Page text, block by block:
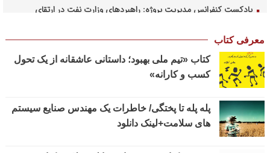
پادکست کنفرانس مدیریت پروژه: راهبردهای وزارت نفت در ارتقای
فایل
پادکست کنفرانس مدیریت پروژه: حکمرانی در کسب و کارهای پروژه
محور/ دکتر محمد صبحیه+دانلود فایل
پادکست کنفرانس مدیریت: منتورینگ مدیران ارشد برای ارتقای
فایل صوتی
پادکست کنفرانس مدیریت: چگونه سازمانهای خلاق تری بسازیم/ دکتر
کیوان وکیلی+دانلود فایل صوتی
معرفی کتاب
کتاب «تیم ملی بهبود؛ داستانی عاشقانه از یک تحول
کسب و کارانه»
پله پله تا پختگی/ خاطرات یک مهندس صنایع سیستم
های سلامت+لینک دانلود